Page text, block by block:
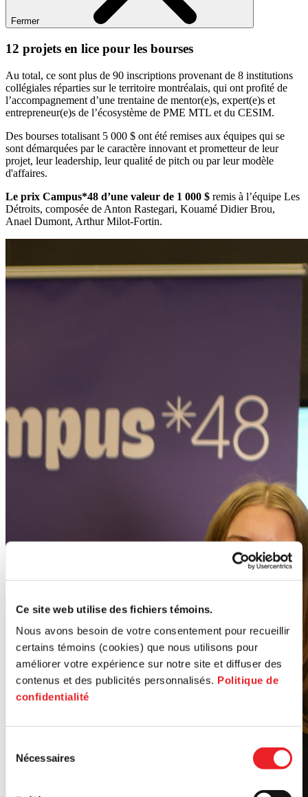
Ce site web utilise des fichiers témoins.
Nous avons besoin de votre consentement pour recueillir
certains témoins (cookies) que nous utilisons pour
améliorer votre expérience sur notre site et diffuser des
contenus et des publicités personnalisés. Politique de
confidentialité
Nécessaires
Fermer
12 projets en lice pour les bourses
Au total, ce sont plus de 90 inscriptions provenant de 8 institutions
collégiales réparties sur le territoire montréalais, qui ont profité de
l’accompagnement d’une trentaine de mentor(e)s, expert(e)s et
entrepreneur(e)s de l’écosystème de PME MTL et du CESIM.
Des bourses totalisant 5 000 $ ont été remises aux équipes qui se
sont démarquées par le caractère innovant et prometteur de leur
projet, leur leadership, leur qualité de pitch ou par leur modèle
d'affaires.
Le prix Campus*48 d’une valeur de 1 000 $ remis à l’équipe Les
Détroits, composée de Anton Rastegari, Kouamé Didier Brou,
Anael Dumont, Arthur Milot-Fortin.